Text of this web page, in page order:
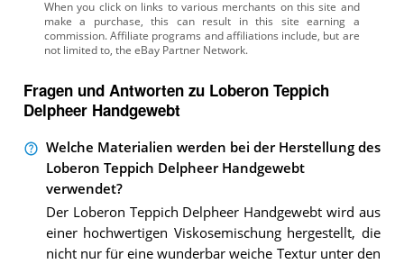
Fragen und Antworten zu Loberon Teppich
Delpheer Handgewebt
Welche Materialien werden bei der Herstellung des
Loberon Teppich Delpheer Handgewebt
verwendet?
Der Loberon Teppich Delpheer Handgewebt wird aus
einer hochwertigen Viskosemischung hergestellt, die
nicht nur für eine wunderbar weiche Textur unter den